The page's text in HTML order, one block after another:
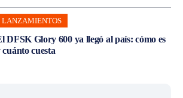
LANZAMIENTOS
DFSK Glory 600 ya llegó al país: cómo es
cuánto cuesta